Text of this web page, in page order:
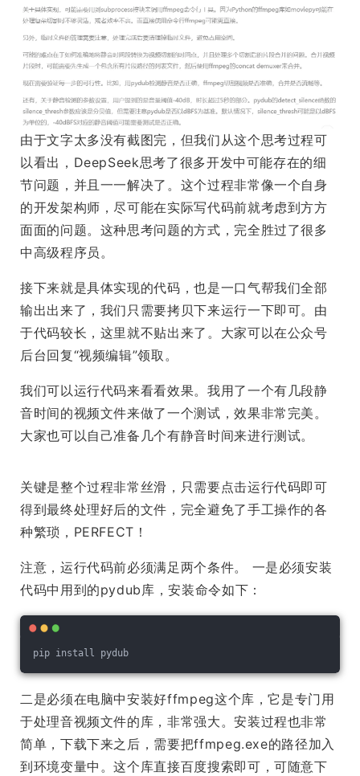
由于文字太多没有截图完，但我们从这个思考过程可
以看出，DeepSeek思考了很多开发中可能存在的细
节问题，并且一一解决了。这个过程非常像一个自身
的开发架构师，尽可能在实际写代码前就考虑到方方
面面的问题。这种思考问题的方式，完全胜过了很多
中高级程序员。
接下来就是具体实现的代码，也是一口气帮我们全部
输出出来了，我们只需要拷贝下来运行一下即可。由
于代码较长，这里就不贴出来了。大家可以在公众号
后台回复“视频编辑”领取。
我们可以运行代码来看看效果。我用了一个有几段静
音时间的视频文件来做了一个测试，效果非常完美。
大家也可以自己准备几个有静音时间来进行测试。
关键是整个过程非常丝滑，只需要点击运行代码即可
得到最终处理好后的文件，完全避免了手工操作的各
种繁琐，PERFECT！
注意，运行代码前必须满足两个条件。 一是必须安装
代码中用到的pydub库，安装命令如下：
二是必须在电脑中安装好ffmpeg这个库，它是专门用
于处理音视频文件的库，非常强大。安装过程也非常
简单，下载下来之后，需要把ffmpeg.exe的路径加入
到环境变量中。这个库直接百度搜索即可，可随意下